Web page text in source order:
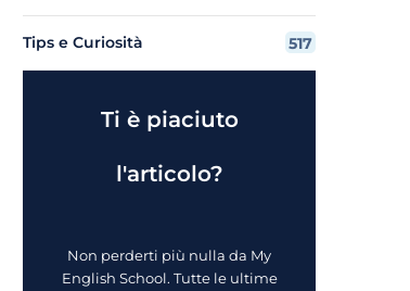
Tips e Curiosità 517
Ti è piaciuto
l'articolo?
Non perderti più nulla da My
English School. Tutte le ultime